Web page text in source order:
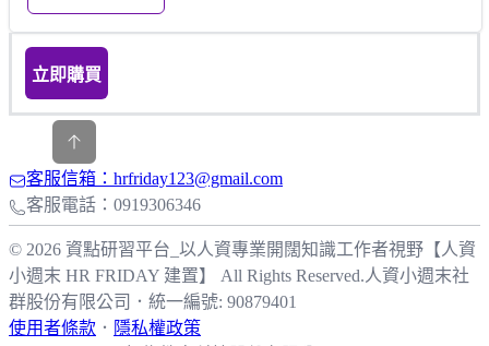
立即購買
客服信箱：hrfriday123@gmail.com
客服電話：0919306346
© 2026 資點研習平台_以人資專業開闊知識工作者視野【人資
小週末 HR FRIDAY 建置】 All Rights Reserved.人資小週末社
群股份有限公司
． 統一編號: 90879401
使用者條款 ． 隱私權政策